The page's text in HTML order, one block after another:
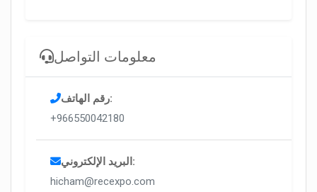
معلومات التواصل
رقم الهاتف:
+966550042180
البريد الإلكتروني:
hicham@recexpo.com